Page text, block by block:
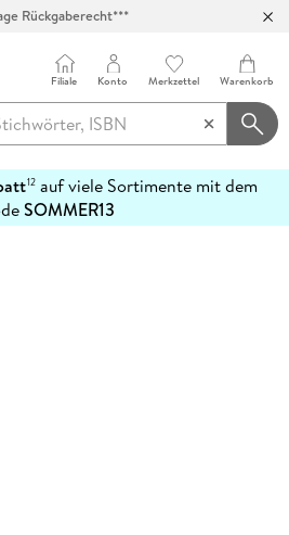
Rückgaberecht***
Filiale Konto Merkzettel Warenkorb
12auf viele Sortimente mit dem
SOMMER13